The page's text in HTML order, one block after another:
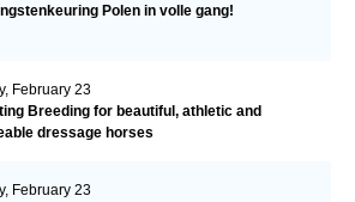
Polen in volle gang!
February 23
Breeding for beautiful, athletic and
dressage horses
February 23